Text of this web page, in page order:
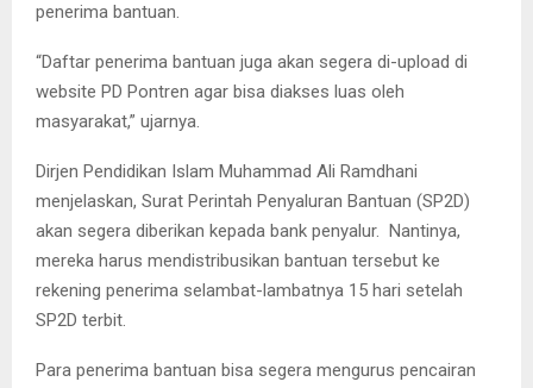
penerima bantuan.
“Daftar penerima bantuan juga akan segera di-upload di
website PD Pontren agar bisa diakses luas oleh
masyarakat,” ujarnya.
Dirjen Pendidikan Islam Muhammad Ali Ramdhani
menjelaskan, Surat Perintah Penyaluran Bantuan (SP2D)
akan segera diberikan kepada bank penyalur. Nantinya,
mereka harus mendistribusikan bantuan tersebut ke
rekening penerima selambat-lambatnya 15 hari setelah
SP2D terbit.
Para penerima bantuan bisa segera mengurus pencairan